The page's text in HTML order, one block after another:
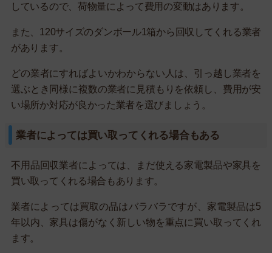
しているので、荷物量によって費用の変動はあります。
また、120サイズのダンボール1箱から回収してくれる業者
があります。
どの業者にすればよいかわからない人は、引っ越し業者を
選ぶとき同様に複数の業者に見積もりを依頼し、費用が安
い場所か対応が良かった業者を選びましょう。
業者によっては買い取ってくれる場合もある
不用品回収業者によっては、まだ使える家電製品や家具を
買い取ってくれる場合もあります。
業者によっては買取の品はバラバラですが、家電製品は5
年以内、家具は傷がなく新しい物を重点に買い取ってくれ
ます。